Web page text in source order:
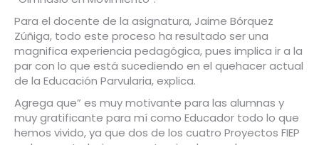
Para el docente de la asignatura, Jaime Bórquez
Zúñiga, todo este proceso ha resultado ser una
magnifica experiencia pedagógica, pues implica ir a la
par con lo que está sucediendo en el quehacer actual
de la Educación Parvularia, explica.
Agrega que” es muy motivante para las alumnas y
muy gratificante para mí como Educador todo lo que
hemos vivido, ya que dos de los cuatro Proyectos FIEP